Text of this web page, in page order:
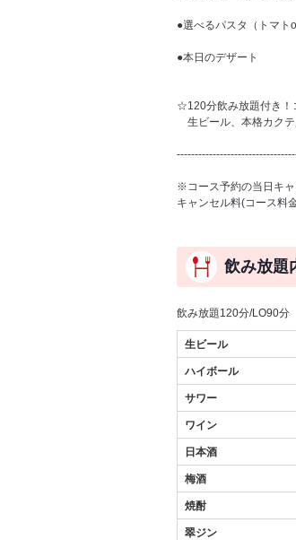
●選べるパスタ（トマト
●本日のデザート
☆120分飲み放題付き！
生ビール、本格カクテ
※コース予約の当日キャ
キャンセル料(コース料
飲み放題
飲み放題120分/LO90分
生ビール
ハイボール
サワー
ワイン
日本酒
梅酒
焼酎
翠ジン